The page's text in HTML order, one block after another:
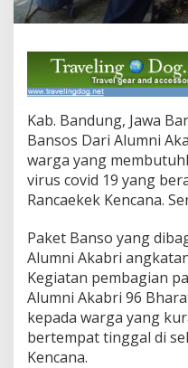
o
K
e
p
d
a
W
a
r
g
K
u
r
a
n
g
M
a
Kab. Bandung, Jawa
Bansos Dari Alumni
warga yang
virus covid 19 yang
Rancaekek Kencana.
Paket Banso yang
Alumni Akabri
Kegiatan pembagian
Alumni Akabri 96
kepada warga yang
bertempat tinggal di
Kencana.